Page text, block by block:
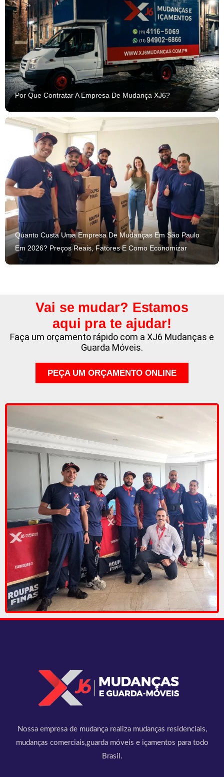
Por Que Contratar A Empresa De Mudança XJ6?
Quanto Custa Uma Empresa De Mudanças Em São Paulo
Em 2026? Preços Reais, Fatores E Como Economizar
Vai se mudar? Estamos
aqui pra te ajudar!
Faça um orçamento rápido com a XJ6 Mudanças e
Guarda Móveis.
PEÇA UM ORÇAMENTO ONLINE
Nossa empresa de mudança realiza mudanças residenciais,
mudanças comerciais,guarda móveis e içamentos para todo
Brasil.